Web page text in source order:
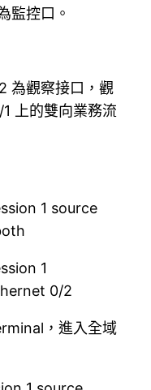
監控口。
為觀察接口，觀
上的雙向業務流
1 source
1
0/2
，進入全域